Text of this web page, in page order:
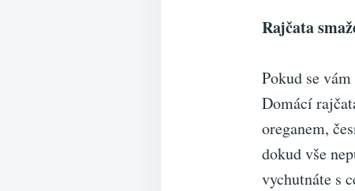
Rajčata
Pokud se
Domácí
oreganem,
dokud vše
vychutnáte s